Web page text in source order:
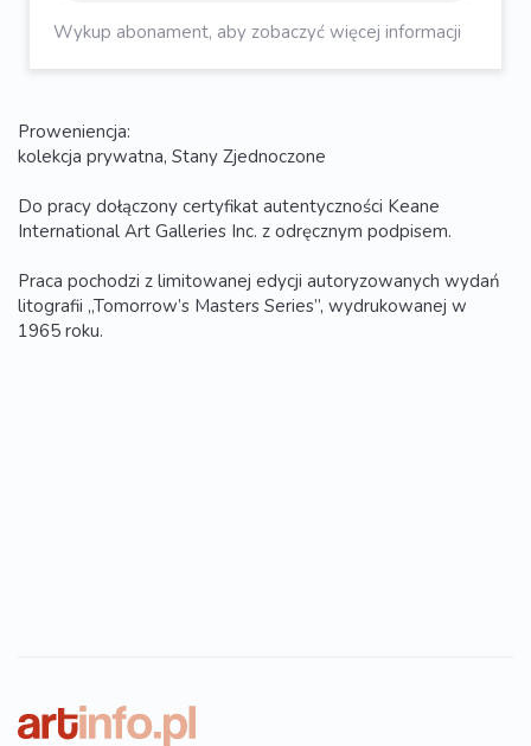
Wykup abonament, aby zobaczyć więcej informacji
Proweniencja:
kolekcja prywatna, Stany Zjednoczone
Do pracy dołączony certyfikat autentyczności Keane
International Art Galleries Inc. z odręcznym podpisem.
Praca pochodzi z limitowanej edycji autoryzowanych wydań
litografii „Tomorrow’s Masters Series”, wydrukowanej w
1965 roku.